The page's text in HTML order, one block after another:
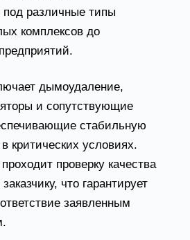
под различные типы
комплексов до
дымоудаление,
и сопутствующие
стабильную
критических условиях.
проверку качества
что гарантирует
заявленным